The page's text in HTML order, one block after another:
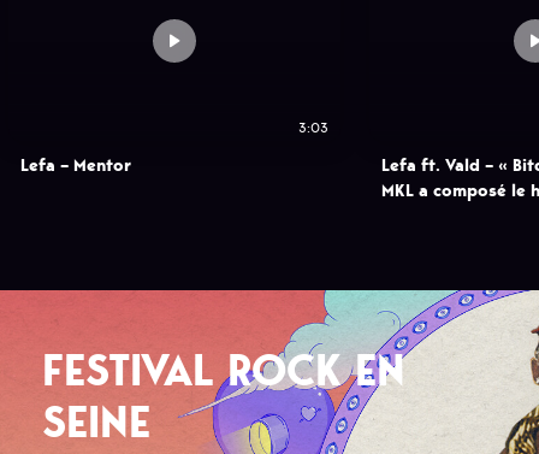
3:03
Lefa – Mentor
Lefa ft. Vald – «
MKL a composé le
FESTIVAL ROCK EN
SEINE